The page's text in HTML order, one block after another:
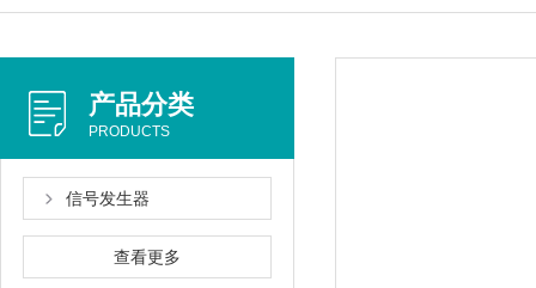
产品分类
PRODUCTS
信号发生器
查看更多